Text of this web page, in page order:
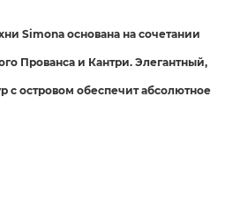
Simona основана на сочетании
Прованса и Кантри. Элегантный,
с островом обеспечит абсолютное